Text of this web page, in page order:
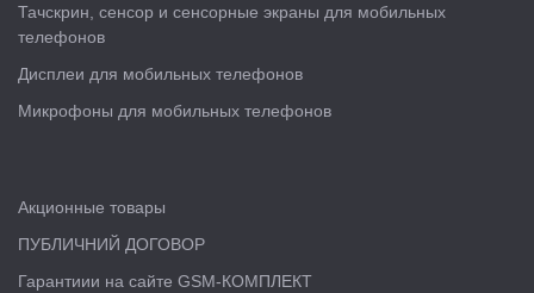
Тачскрин, сенсор и сенсорные экраны для мобильных
телефонов
Дисплеи для мобильных телефонов
Микрофоны для мобильных телефонов
Акционные товары
ПУБЛИЧНИЙ ДОГОВОР
Гарантиии на сайте GSM-КОМПЛЕКТ